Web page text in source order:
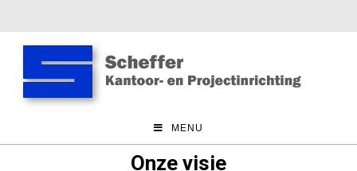
MENU
Onze visie